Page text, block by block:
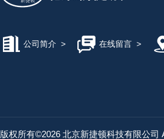
公司简介 > 在线留言>
版权所有©2026 北京新捷顿科技有限公司